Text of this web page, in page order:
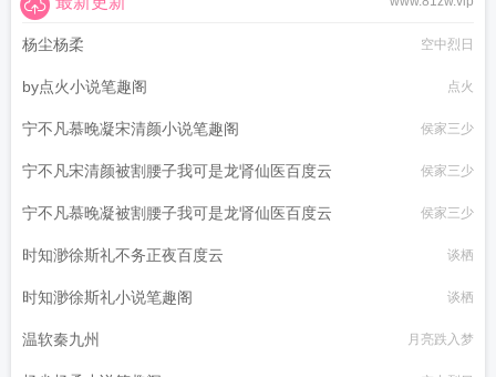
杨尘杨柔 空中烈日
by点火小说笔趣阁 点火
宁不凡慕晚凝宋清颜小说笔趣阁 侯家三少
宁不凡宋清颜被割腰子我可是龙肾仙医百度云 侯家三少
宁不凡慕晚凝被割腰子我可是龙肾仙医百度云 侯家三少
时知渺徐斯礼不务正夜百度云 谈栖
时知渺徐斯礼小说笔趣阁 谈栖
温软秦九州 月亮跌入梦